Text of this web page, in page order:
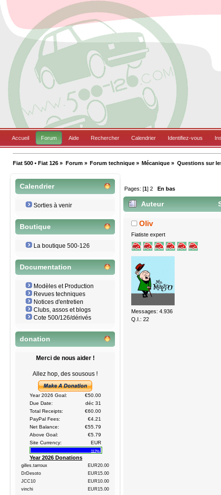
Accueil Forum Aide Rechercher Calendrier Identifiez-vous
Fiat 500 • Fiat 126 » Forum» Forum technique» Mécanique » Questions sur
Calendrier
Sorties à venir
Boutique
La boutique 500-126
Documentation
Modèles et Production
Revues techniques
Notices d'entretien
Clubs, assos et blogs
Cote 500/126/dérivés
donation
Merci de nous aider !
Allez hop, des sousous !
Year 2026 Goal:
€50.00
Due Date:
déc 31
Total Receipts:
€60.00
PayPal Fees:
€4.21
Net Balance:
€55.79
Above Goal:
€5.79
Site Currency:
EUR
112%
Year 2026 Donations
gilles.tarroux
EUR20.00
DrDesoto
EUR15.00
JCC10
EUR10.00
vinchi
EUR15.00
Pages: [1]2 En bas
Auteur
Oliv
Fiatiste expert
Messages: 4.936
Q.I.: 22